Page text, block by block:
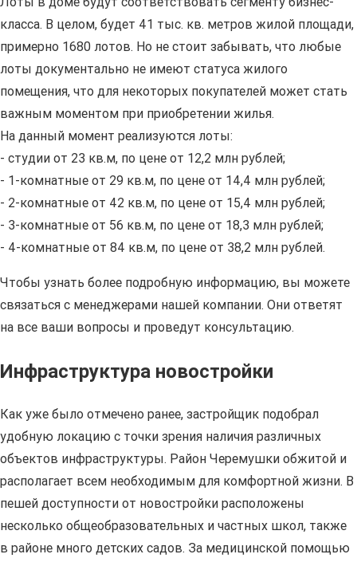
класса. В целом, будет 41 тыс. кв. метров жилой площади,
примерно 1680 лотов. Но не стоит забывать, что любые
лоты документально не имеют статуса жилого
помещения, что для некоторых покупателей может стать
важным моментом при приобретении жилья.
На данный момент реализуются лоты:
- студии от 23 кв.м, по цене от 12,2 млн рублей;
- 1-комнатные от 29 кв.м, по цене от 14,4 млн рублей;
- 2-комнатные от 42 кв.м, по цене от 15,4 млн рублей;
- 3-комнатные от 56 кв.м, по цене от 18,3 млн рублей;
- 4-комнатные от 84 кв.м, по цене от 38,2 млн рублей.
Чтобы узнать более подробную информацию, вы можете
связаться с менеджерами нашей компании. Они ответят
на все ваши вопросы и проведут консультацию.
Инфраструктура новостройки
Как уже было отмечено ранее, застройщик подобрал
удобную локацию с точки зрения наличия различных
объектов инфраструктуры. Район Черемушки обжитой и
располагает всем необходимым для комфортной жизни. В
пешей доступности от новостройки расположены
несколько общеобразовательных и частных школ, также
в районе много детских садов. За медицинской помощью